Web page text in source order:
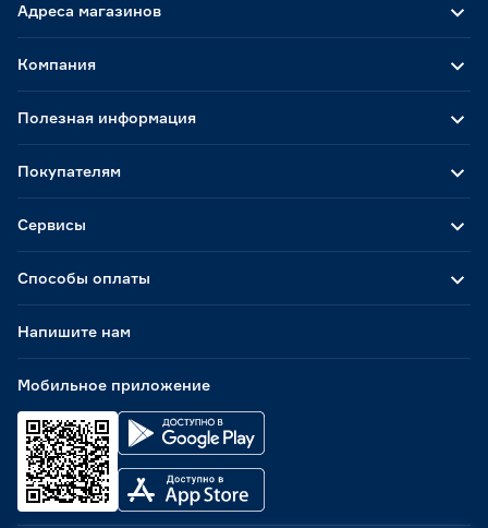
Адреса магазинов
Способы оплаты
Мобильное приложение
Компания
Полезная информация
Покупателям
Сервисы
Напишите нам